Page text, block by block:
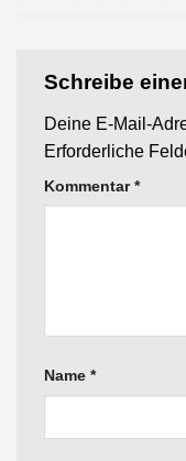
Schreibe
Deine E-Mail-
Erforderliche
Kommentar*
Name *